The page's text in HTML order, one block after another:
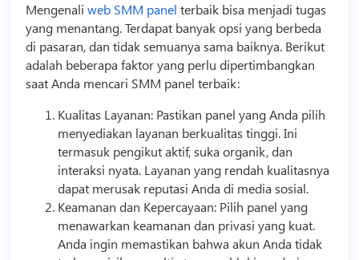
Mengenali web SMM panel terbaik bisa menjadi tugas
yang menantang. Terdapat banyak opsi yang berbeda
di pasaran, dan tidak semuanya sama baiknya. Berikut
adalah beberapa faktor yang perlu dipertimbangkan
saat Anda mencari SMM panel terbaik:
Kualitas Layanan: Pastikan panel yang Anda pilih
menyediakan layanan berkualitas tinggi. Ini
termasuk pengikut aktif, suka organik, dan
interaksi nyata. Layanan yang rendah kualitasnya
dapat merusak reputasi Anda di media sosial.
Keamanan dan Kepercayaan: Pilih panel yang
menawarkan keamanan dan privasi yang kuat.
Anda ingin memastikan bahwa akun Anda tidak